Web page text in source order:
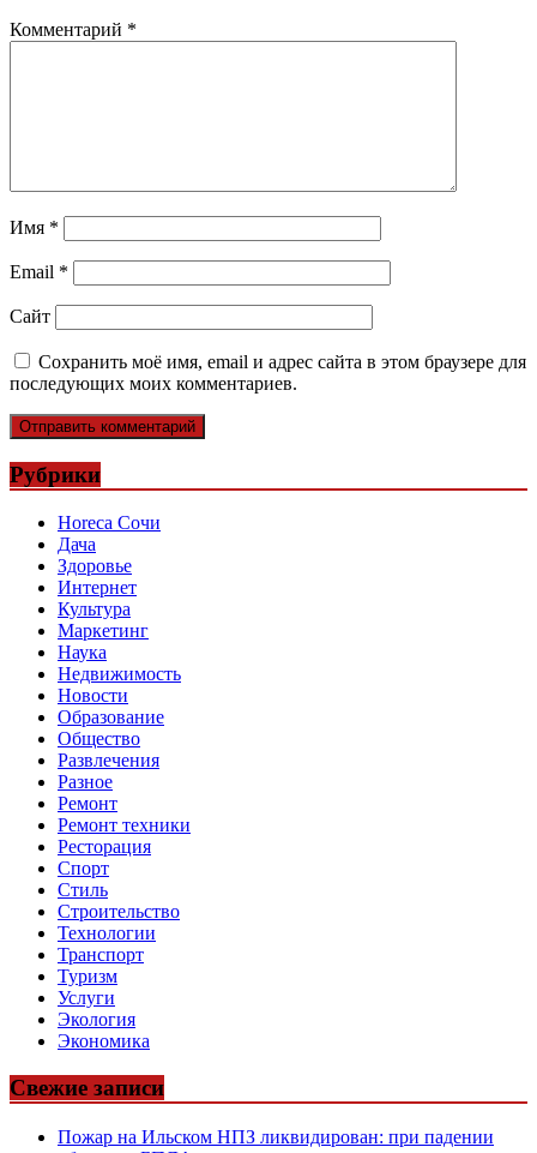
Комментарий *
Имя *
Email *
Сайт
Сохранить моё имя, email и адрес сайта в этом браузере для
последующих моих комментариев.
Рубрики
Horeca Сочи
Дача
Здоровье
Интернет
Культура
Маркетинг
Наука
Недвижимость
Новости
Образование
Общество
Развлечения
Разное
Ремонт
Ремонт техники
Ресторация
Спорт
Стиль
Строительство
Технологии
Транспорт
Туризм
Услуги
Экология
Экономика
Свежие записи
Пожар на Ильском НПЗ ликвидирован: при падении